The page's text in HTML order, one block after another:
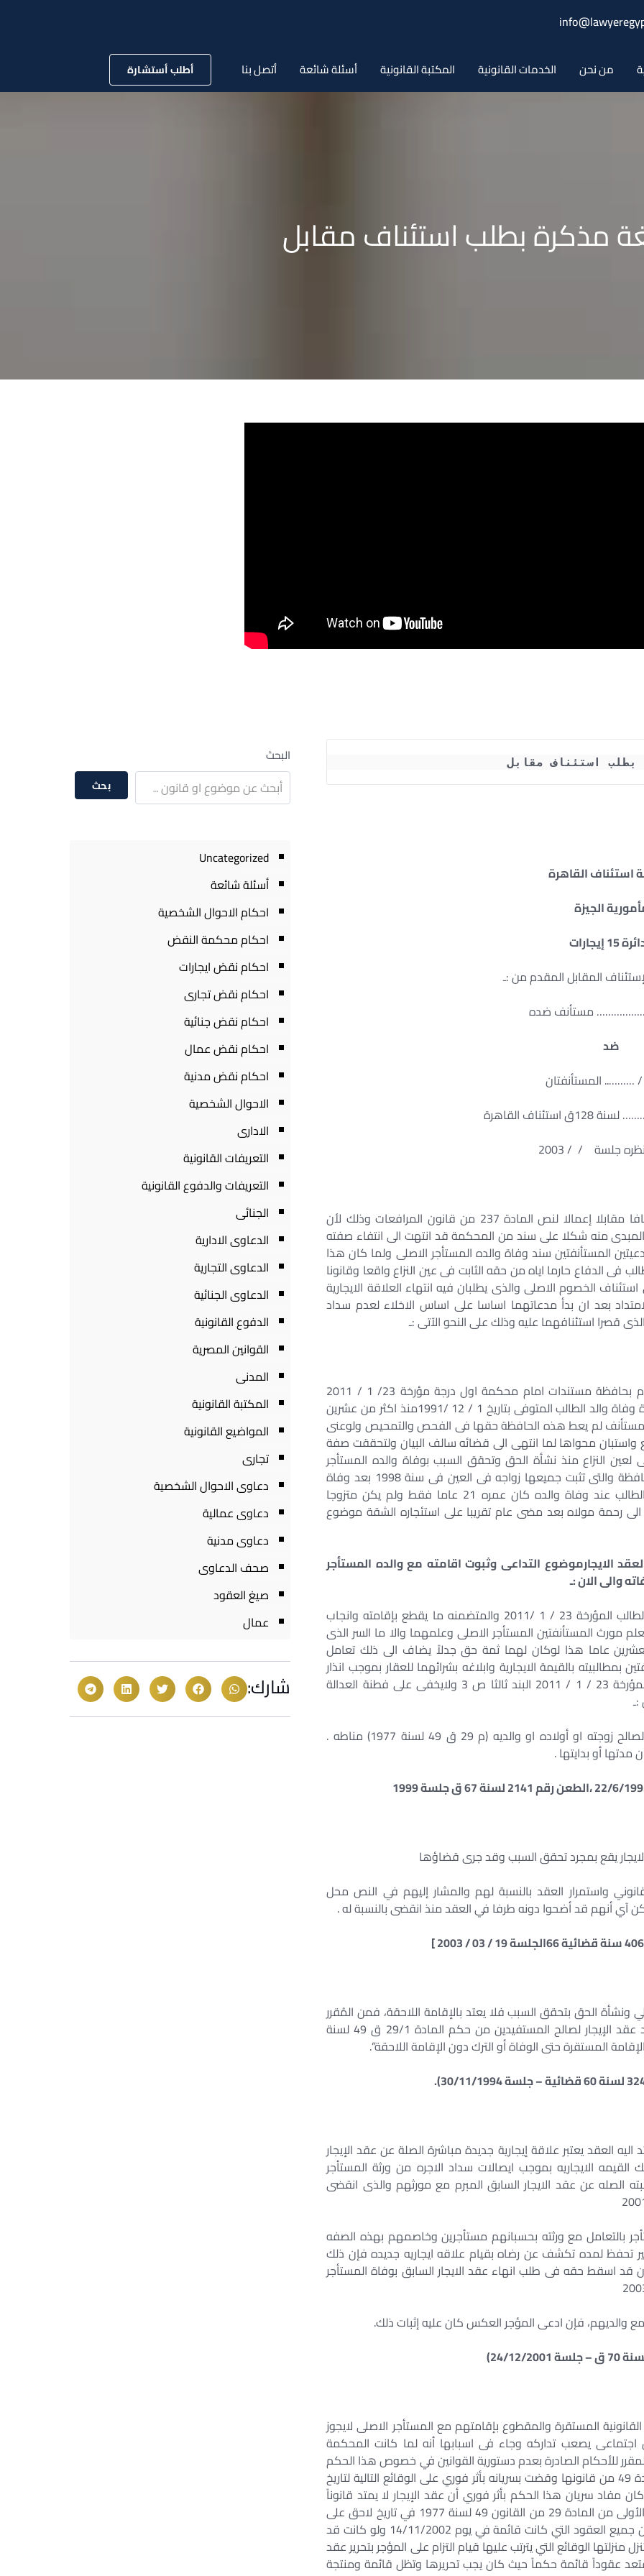
من نحن الخدمات القانونية المكتبة القانونية أسئلة شائعة أتصل بنا أطلب أستشارة
مذكرة بطلب استئناف مقابل
بطلب استئناف مقابل
استئناف القاهرة
الجيزة
15 إيجارات
المقابل المقدم من :ـ
مستأنف ضده
ضد
……….. المستأنفتان
القاهرة
جلسة / / 2003
الطالب المستأنف ضده يقدم فى هذه المذكرة استئنافا مقابلا إعمالا لنص المادة 237 من قانون المرافعات وذلك لأن
منه شكلا على سند من المحكمة قد انتهت الى انتفاء صفته
المستأنفتين سند وفاة والده المستأجر الاصلى ولما كان هذا
فى الدفاع حارما اياه من حقه الثابت فى عين النزاع واقعا وقانونا
الخصوم الاصلى والذى يطلبان فيه انتهاء العلاقة الايجارية
بعد ان بدأ مدعاتهما اساسا على اساس الاخلاء لعدم سداد
قصرا استئنافهما عليه وذلك على النحو الآتى :ـ
بالرجوع لاوراق الدعوى يتضح بجلاء ان الطالب قد تقدم بحافظة مستندات امام محكمة اول درجة مؤرخة 23/ 1 / 2011
ضمنها تسع مستندات المستند التاسع منها هو شهادة وفاة والد الطالب المتوفى بتاريخ 1 / 12 /1991منذ اكثر من عشرين
لم يعط هذه الحافظة حقها فى الفحص والتمحيص ولوعنى
واستبان محواها لما انتهى الى قضائه سالف البيان ولتحققت صفة
النزاع منذ نشأة الحق وتحقق السبب بوفاة والده المستأجر
الاصلى وذلك وفقا للمستندات المقدمة منه بذات الحافظة والتى تثبت جميعها زواجه فى العين فى سنة 1998 بعد وفاة
والده ووفاة والدته فى سنة 1994 مع ملاحظة ان الطالب عند وفاة والده كان عمره 21 عاما فقط ولم يكن متزوجا
رحمة مولاه بعد مضى عام تقريبا على استئجاره الشقة موضوع
الايجارموضوع التداعى وثبوت اقامته مع والده المستأجر
والى الان :ـ
عفوا نلتمس من عدالة المحكمة الرجوع الى حافظة الطالب المؤرخة 23 / 1 /2011 والمتضمنه ما يقطع بإقامته وانجاب
مورث المستأنفتين المستأجر الاصلى وعلمهما والا ما السر الذى
عاما هذا لوكان لهما ثمة حق جدلاً يضاف الى ذلك تعامل
بالقيمة الايجارية وابلاغه بشرائهما للعقار بموجب انذار
رسمى نلتمس الرجوع الى مذكرة دفاع المستأنفتين المؤرخة 23 / 1 / 2011 البند ثالثا ص 3 ولايخفى على فطنة العدالة
امتداد عقد الايجار بعد وفاة المستأجر أو تركه العين لصالح زوجته او أولاده او والديه (م 29 ق 49 لسنة 1977) مناطه .
أو بدايتها .
يقع بمجرد تحقق السبب وقد جرى قضاؤها
واستمرار العقد بالنسبة لهم والمشار إليهم في النص محل
آي أنهم قد أضحوا دونه طرفا في العقد منذ انقضى بالنسبة له .
الحق بتحقق السبب فلا يعتد بالإقامة اللاحقة، فمن المُقرر
في قضاء النقض أن: “الإقامة التي يترتب عليها امتداد عقد الإيجار لصالح المستفيدين من حكم المادة 29/1 ق 49 لسنة
العقد يعتبر علاقة إيجارية جديدة مباشرة الصلة عن عقد الإيجار
الايجاريه بموجب ايصالات سداد الاجره من ورثة المستأجر
الصله عن عقد الايجار السابق المبرم مع مورثهم والذى انقضى
بالتعامل مع ورثته بحسبانهم مستأجرين وخاصمهم بهذه الصفه
تحفظ لمده تكشف عن رضاه بقيام علاقه ايجاريه جديده فإن ذلك
اسقط حقه فى طلب انهاء عقد الايجار السابق بوفاة المستأجر
والديهم، فإن ادعى المؤجر العكس كان عليه إثبات ذلك.
المستقرة والمقطوع بإقامتهم مع المستأجر الاصلى لايجوز
يصعب تداركه وجاء فى اسبابها أنه لما كانت المحكمة
للأحكام الصادرة بعدم دستورية القوانين في خصوص هذا الحكم
وأعملت الرخصة التي خولتها لها الفقرة الثالثة من المادة 49 من قانونها وقضت بسريانه بأثر فوري على الوقائع التالية لتاريخ
في الجريدة الرسمية الحاصل في 14/11/2002 وكان مفاد سريان هذا الحكم بأثر فوري أن عقد الإيجار لا يمتد قانوناً
لمرة ثانية إذا كان قد سبق وامتد وفقاً لحكم الفقرة الأولى من المادة 29 من القانون 49 لسنة 1977 في تاريخ لاحق على
نشر الحكم وليس في تاريخ سابق على ذلك بما مؤداه أن جميع العقود التي كانت قائمة في يوم 14/11/2002 ولو كانت قد
منزلتها الوقائع التي يترتب عليها قيام التزام على المؤجر بتحرير عقد
عقوداً قائمة حكماً حيث كان يجب تحريرها وتظل قائمة ومنتجة
البحث
بحث
Uncategorized
أسئلة شائعة
احكام الاحوال الشخصية
احكام محكمة النقض
احكام نقض ايجارات
احكام نقض تجارى
احكام نقض جنائية
احكام نقض عمال
احكام نقض مدنية
الاحوال الشخصية
الادارى
التعريفات القانونية
التعريفات والدفوع القانونية
الجنائى
الدعاوى الادارية
الدعاوى التجارية
الدعاوى الجنائية
الدفوع القانونية
القوانين المصرية
المدنى
المكتبة القانونية
المواضيع القانونية
تجارى
دعاوى الاحوال الشخصية
دعاوى عمالية
دعاوى مدنية
صحف الدعاوى
صيغ العقود
عمال
شارك: